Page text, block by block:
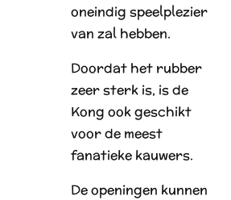
oneindig speelplezier
van zal hebben.
Doordat het rubber
zeer sterk is, is de
Kong ook geschikt
voor de meest
fanatieke kauwers.
De openingen kunnen